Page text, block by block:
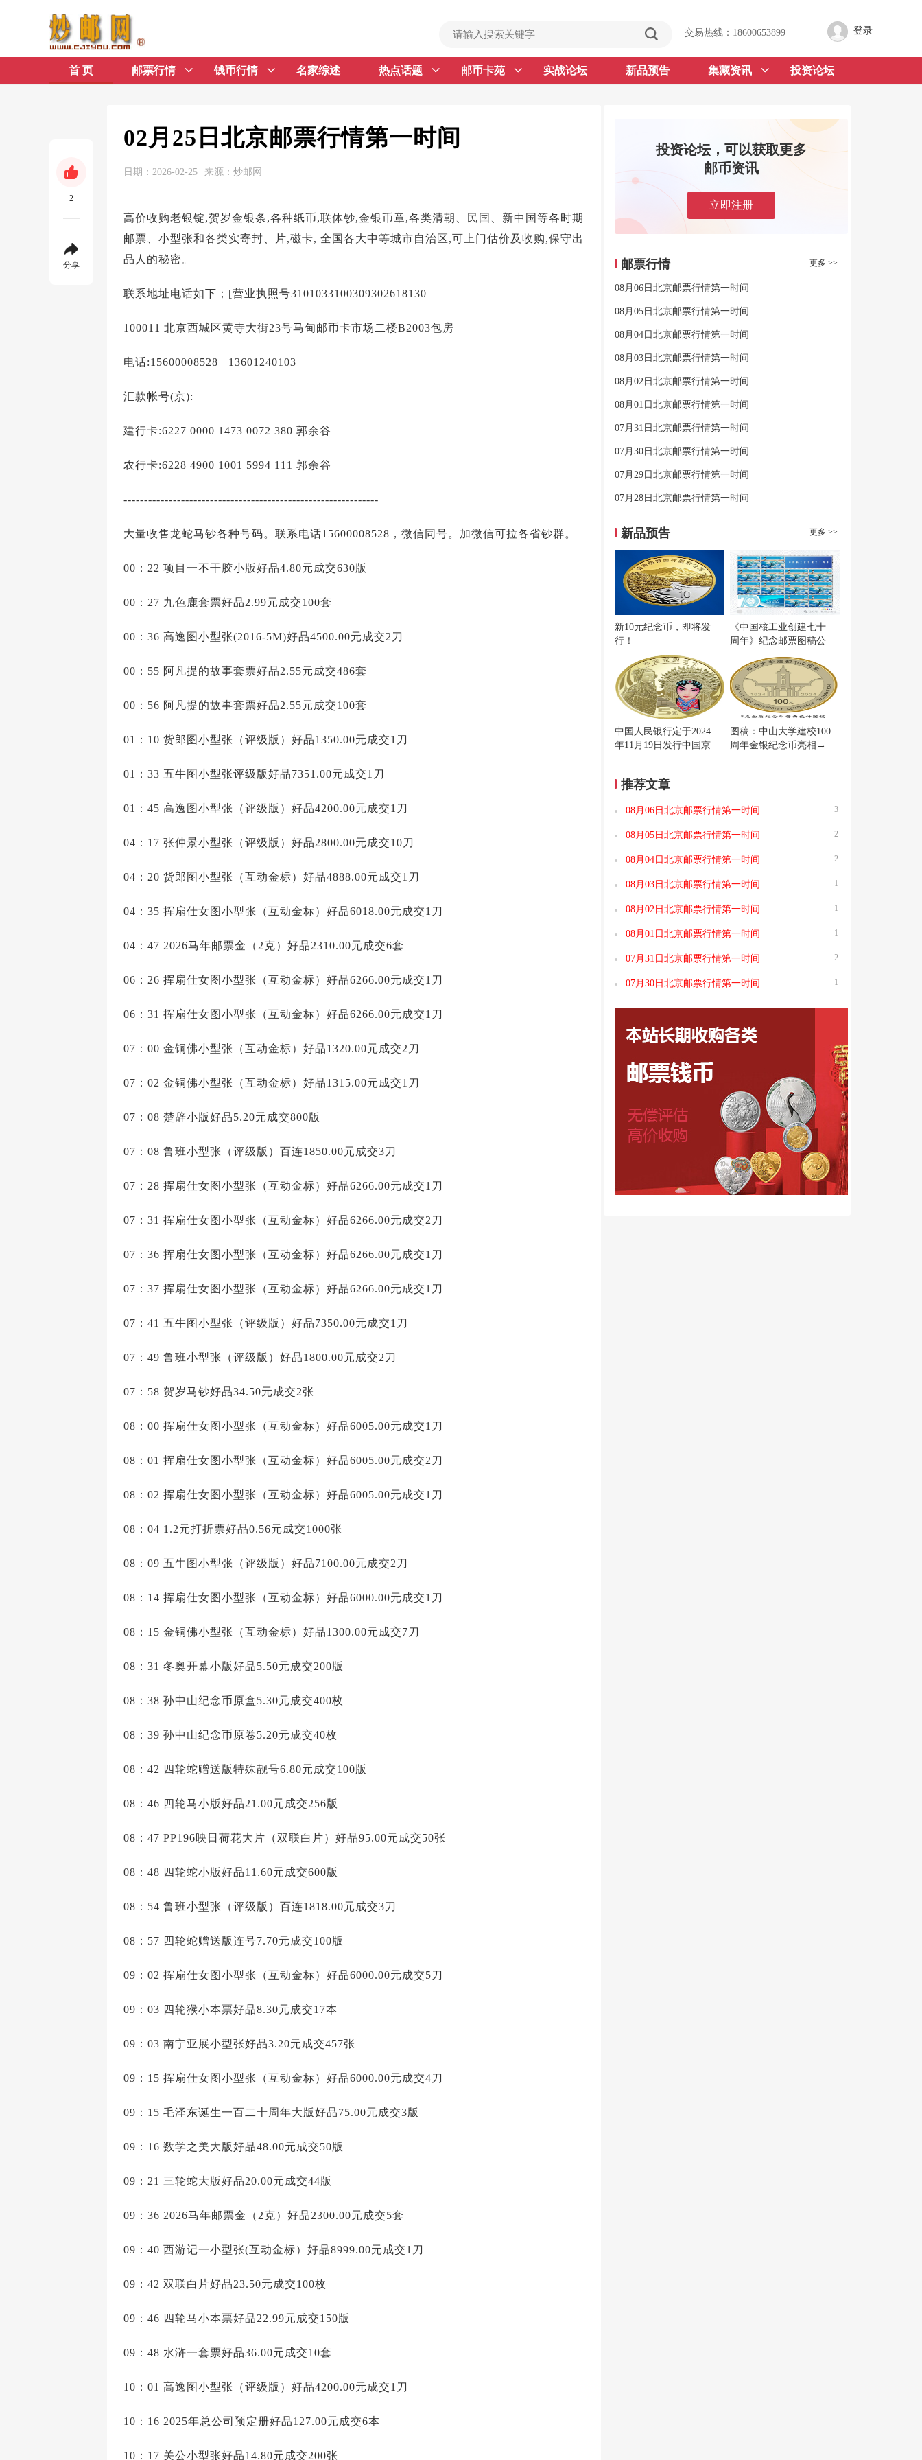
登录
交易热线：18600653899
首 页
钱币行情
邮币卡苑
实战论坛
集藏资讯
投资论坛
首 页 邮票行情 钱币行情 名家综述 热点话题 邮币卡苑 实战论坛 新品预告 集藏资讯 投资论坛
2
分享
02月25日北京邮票行情第一时间
日期：2026-02-25 来源：炒邮网
高价收购老银锭,贺岁金银条,各种纸币,联体钞,金银币章,各类清朝、民国、新中国等各时期
邮票、小型张和各类实寄封、片,磁卡, 全国各大中等城市自治区,可上门估价及收购,保守出
品人的秘密。
联系地址电话如下；[营业执照号3101033100309302618130
100011 北京西城区黄寺大街23号马甸邮币卡市场二楼B2003包房
电话:15600008528 13601240103
汇款帐号(京):
建行卡:6227 0000 1473 0072 380 郭余谷
农行卡:6228 4900 1001 5994 111 郭余谷
--------------------------------------------------------------
大量收售龙蛇马钞各种号码。联系电话15600008528，微信同号。加微信可拉各省钞群。
00：22 项目一不干胶小版好品4.80元成交630版
00：27 九色鹿套票好品2.99元成交100套
00：36 高逸图小型张(2016-5M)好品4500.00元成交2刀
00：55 阿凡提的故事套票好品2.55元成交486套
00：56 阿凡提的故事套票好品2.55元成交100套
01：10 货郎图小型张（评级版）好品1350.00元成交1刀
01：33 五牛图小型张评级版好品7351.00元成交1刀
01：45 高逸图小型张（评级版）好品4200.00元成交1刀
04：17 张仲景小型张（评级版）好品2800.00元成交10刀
04：20 货郎图小型张（互动金标）好品4888.00元成交1刀
04：35 挥扇仕女图小型张（互动金标）好品6018.00元成交1刀
04：47 2026马年邮票金（2克）好品2310.00元成交6套
06：26 挥扇仕女图小型张（互动金标）好品6266.00元成交1刀
06：31 挥扇仕女图小型张（互动金标）好品6266.00元成交1刀
07：00 金铜佛小型张（互动金标）好品1320.00元成交2刀
07：02 金铜佛小型张（互动金标）好品1315.00元成交1刀
07：08 楚辞小版好品5.20元成交800版
07：08 鲁班小型张（评级版）百连1850.00元成交3刀
07：28 挥扇仕女图小型张（互动金标）好品6266.00元成交1刀
07：31 挥扇仕女图小型张（互动金标）好品6266.00元成交2刀
07：36 挥扇仕女图小型张（互动金标）好品6266.00元成交1刀
07：37 挥扇仕女图小型张（互动金标）好品6266.00元成交1刀
07：41 五牛图小型张（评级版）好品7350.00元成交1刀
07：49 鲁班小型张（评级版）好品1800.00元成交2刀
07：58 贺岁马钞好品34.50元成交2张
08：00 挥扇仕女图小型张（互动金标）好品6005.00元成交1刀
08：01 挥扇仕女图小型张（互动金标）好品6005.00元成交2刀
08：02 挥扇仕女图小型张（互动金标）好品6005.00元成交1刀
08：04 1.2元打折票好品0.56元成交1000张
08：09 五牛图小型张（评级版）好品7100.00元成交2刀
08：14 挥扇仕女图小型张（互动金标）好品6000.00元成交1刀
08：15 金铜佛小型张（互动金标）好品1300.00元成交7刀
08：31 冬奥开幕小版好品5.50元成交200版
08：38 孙中山纪念币原盒5.30元成交400枚
08：39 孙中山纪念币原卷5.20元成交40枚
08：42 四轮蛇赠送版特殊靓号6.80元成交100版
08：46 四轮马小版好品21.00元成交256版
08：47 PP196映日荷花大片（双联白片）好品95.00元成交50张
08：48 四轮蛇小版好品11.60元成交600版
08：54 鲁班小型张（评级版）百连1818.00元成交3刀
08：57 四轮蛇赠送版连号7.70元成交100版
09：02 挥扇仕女图小型张（互动金标）好品6000.00元成交5刀
09：03 四轮猴小本票好品8.30元成交17本
09：03 南宁亚展小型张好品3.20元成交457张
09：15 挥扇仕女图小型张（互动金标）好品6000.00元成交4刀
09：15 毛泽东诞生一百二十周年大版好品75.00元成交3版
09：16 数学之美大版好品48.00元成交50版
09：21 三轮蛇大版好品20.00元成交44版
09：36 2026马年邮票金（2克）好品2300.00元成交5套
09：40 西游记一小型张(互动金标）好品8999.00元成交1刀
09：42 双联白片好品23.50元成交100枚
09：46 四轮马小本票好品22.99元成交150版
09：48 水浒一套票好品36.00元成交10套
10：01 高逸图小型张（评级版）好品4200.00元成交1刀
10：16 2025年总公司预定册好品127.00元成交6本
10：17 关公小型张好品14.80元成交200张
投资论坛，可以获取更多
邮币资讯
立即注册
邮票行情 更多 >>
08月06日北京邮票行情第一时间
08月05日北京邮票行情第一时间
08月04日北京邮票行情第一时间
08月03日北京邮票行情第一时间
08月02日北京邮票行情第一时间
08月01日北京邮票行情第一时间
07月31日北京邮票行情第一时间
07月30日北京邮票行情第一时间
07月29日北京邮票行情第一时间
07月28日北京邮票行情第一时间
新品预告 更多 >>
新10元纪念币，即将发
行！
《中国核工业创建七十
周年》纪念邮票图稿公
中国人民银行定于2024
年11月19日发行中国京
图稿：中山大学建校100
周年金银纪念币亮相→
推荐文章
08月06日北京邮票行情第一时间 3
08月05日北京邮票行情第一时间 2
08月04日北京邮票行情第一时间 2
08月03日北京邮票行情第一时间 1
08月02日北京邮票行情第一时间 1
08月01日北京邮票行情第一时间 1
07月31日北京邮票行情第一时间 2
07月30日北京邮票行情第一时间 1